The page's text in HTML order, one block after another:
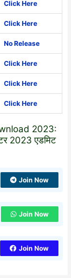
Click Here
Click Here
No Release
Click Here
Click Here
Click Here
2023:
2023 एडमिट
Join Now
Join Now
Join Now